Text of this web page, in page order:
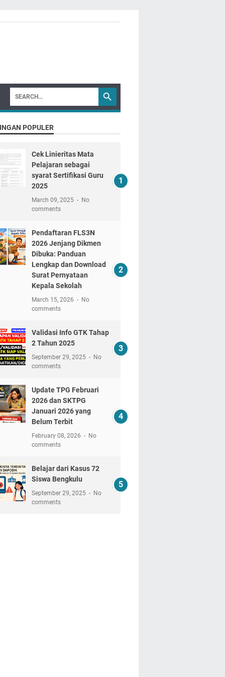
POPULER
Cek Linieritas Mata
Pelajaran sebagai
syarat Sertifikasi Guru
2025
March 09, 2025
No
comments
Pendaftaran FLS3N
2026 Jenjang Dikmen
Dibuka: Panduan
Lengkap dan Download
Surat Pernyataan
Kepala Sekolah
March 15, 2026
No
comments
Validasi Info GTK Tahap
2 Tahun 2025
September 29, 2025
No
comments
Update TPG Februari
2026 dan SKTPG
Januari 2026 yang
Belum Terbit
February 08, 2026
No
comments
Belajar dari Kasus 72
Siswa Bengkulu
September 29, 2025
No
comments